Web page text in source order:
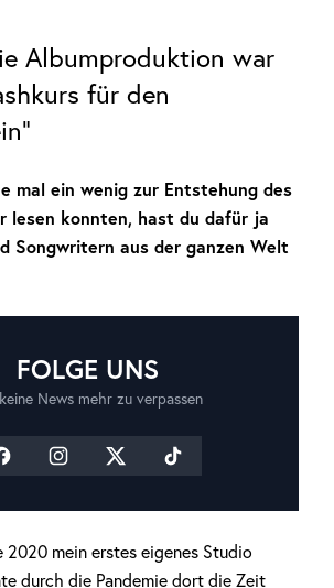
Albumproduktion war
für den
mal ein wenig zur Entstehung des
lesen konnten, hast du dafür ja
Songwritern aus der ganzen Welt
FOLGE UNS
News mehr zu verpassen
2020 mein erstes eigenes Studio
durch die Pandemie dort die Zeit